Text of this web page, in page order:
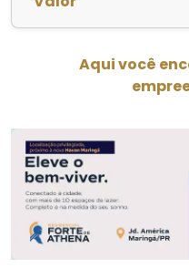
Aqui você